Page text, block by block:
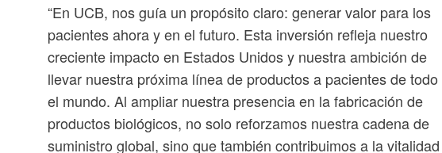
“En UCB, nos guía un propósito claro: generar valor para los
pacientes ahora y en el futuro. Esta inversión refleja nuestro
creciente impacto en Estados Unidos y nuestra ambición de
llevar nuestra próxima línea de productos a pacientes de todo
el mundo. Al ampliar nuestra presencia en la fabricación de
productos biológicos, no solo reforzamos nuestra cadena de
suministro global, sino que también contribuimos a la vitalidad